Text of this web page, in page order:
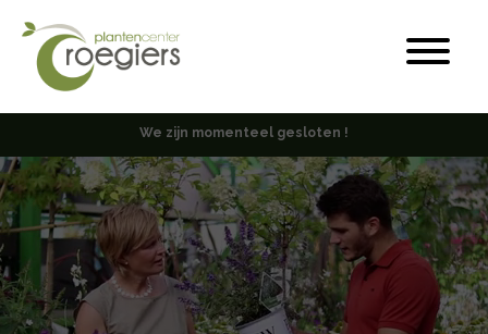
We zijn momenteel gesloten !